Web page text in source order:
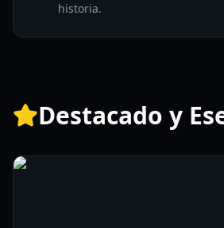
historia.
Destacado y